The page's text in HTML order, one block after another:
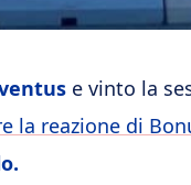
e vinto la
la reazione di